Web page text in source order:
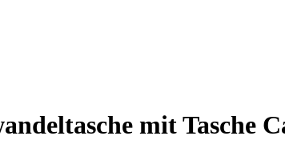
mit Tasche